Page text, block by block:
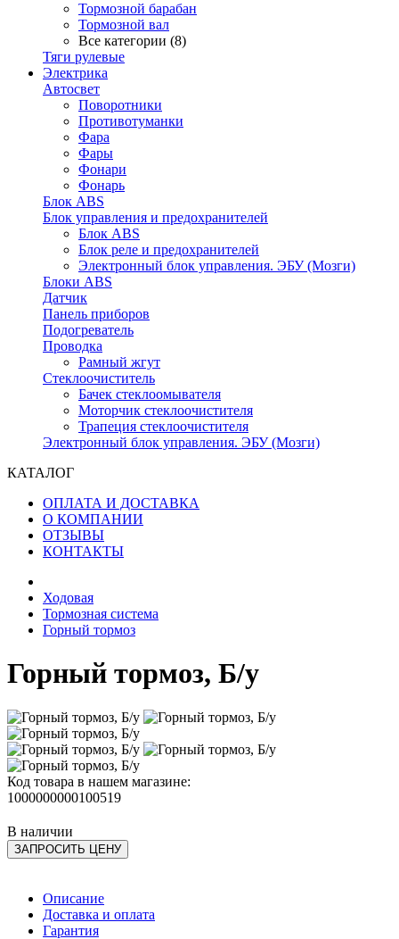
Тормозной барабан
Тормозной вал
Все категории (8)
Тяги рулевые
Электрика
Автосвет
Поворотники
Противотуманки
Фара
Фары
Фонари
Фонарь
Блок ABS
Блок управления и предохранителей
Блок ABS
Блок реле и предохранителей
Электронный блок управления. ЭБУ (Мозги)
Блоки ABS
Датчик
Панель приборов
Подогреватель
Проводка
Рамный жгут
Стеклоочиститель
Бачек стеклоомывателя
Моторчик стеклоочистителя
Трапеция стеклоочистителя
Электронный блок управления. ЭБУ (Мозги)
КАТАЛОГ
ОПЛАТА И ДОСТАВКА
О КОМПАНИИ
ОТЗЫВЫ
КОНТАКТЫ
Ходовая
Тормозная система
Горный тормоз
Горный тормоз, Б/у
Код товара в нашем магазине:
1000000000100519
В наличии
ЗАПРОСИТЬ ЦЕНУ
Описание
Доставка и оплата
Гарантия